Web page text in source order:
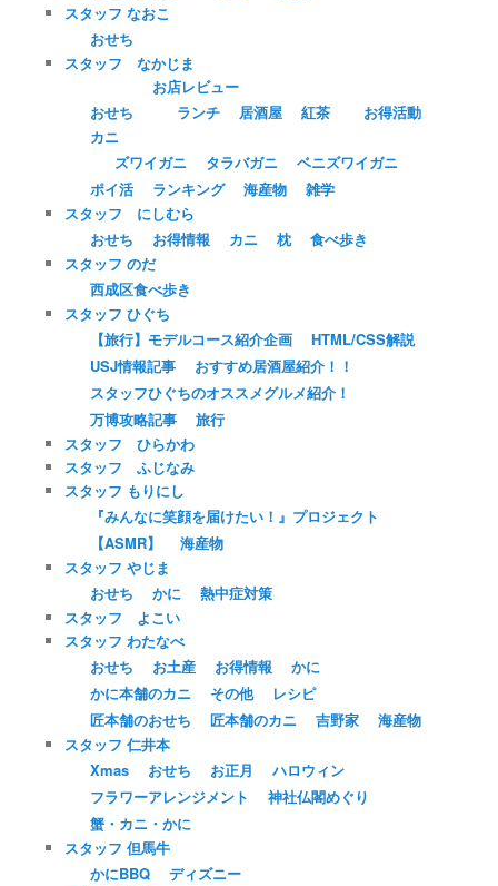
スタッフ なおこ
おせち
スタッフ なかじま
おせち
お店レビュー
ランチ
居酒屋 紅茶
お得活動
カニ
ズワイガニ
タラバガニ
ベニズワイガニ
ポイ活
ランキング 海産物
雑学
スタッフ にしむら
おせち
お得情報 カニ 枕
食べ歩き
スタッフ のだ
西成区食べ歩き
スタッフ ひぐち
【旅行】モデルコース紹介企画
HTML/CSS解説
USJ情報記事
おすすめ居酒屋紹介！！
スタッフひぐちのオススメグルメ紹介！
万博攻略記事
旅行
スタッフ ひらかわ
スタッフ ふじなみ
スタッフ もりにし
『みんなに笑顔を届けたい！』プロジェクト
【ASMR】
海産物
スタッフ やじま
おせち
かに
熱中症対策
スタッフ よこい
スタッフ わたなべ
おせち
お土産 お得情報
かに
かに本舗のカニ
その他
レシピ
匠本舗のおせち
匠本舗のカニ 吉野家
海産物
スタッフ 仁井本
Xmas
おせち お正月
ハロウィン
フラワーアレンジメント
神社仏閣めぐり
蟹・カニ・かに
スタッフ 但馬牛
かにBBQ
ディズニー